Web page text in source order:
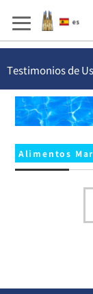
Testimonios de
Alimentos